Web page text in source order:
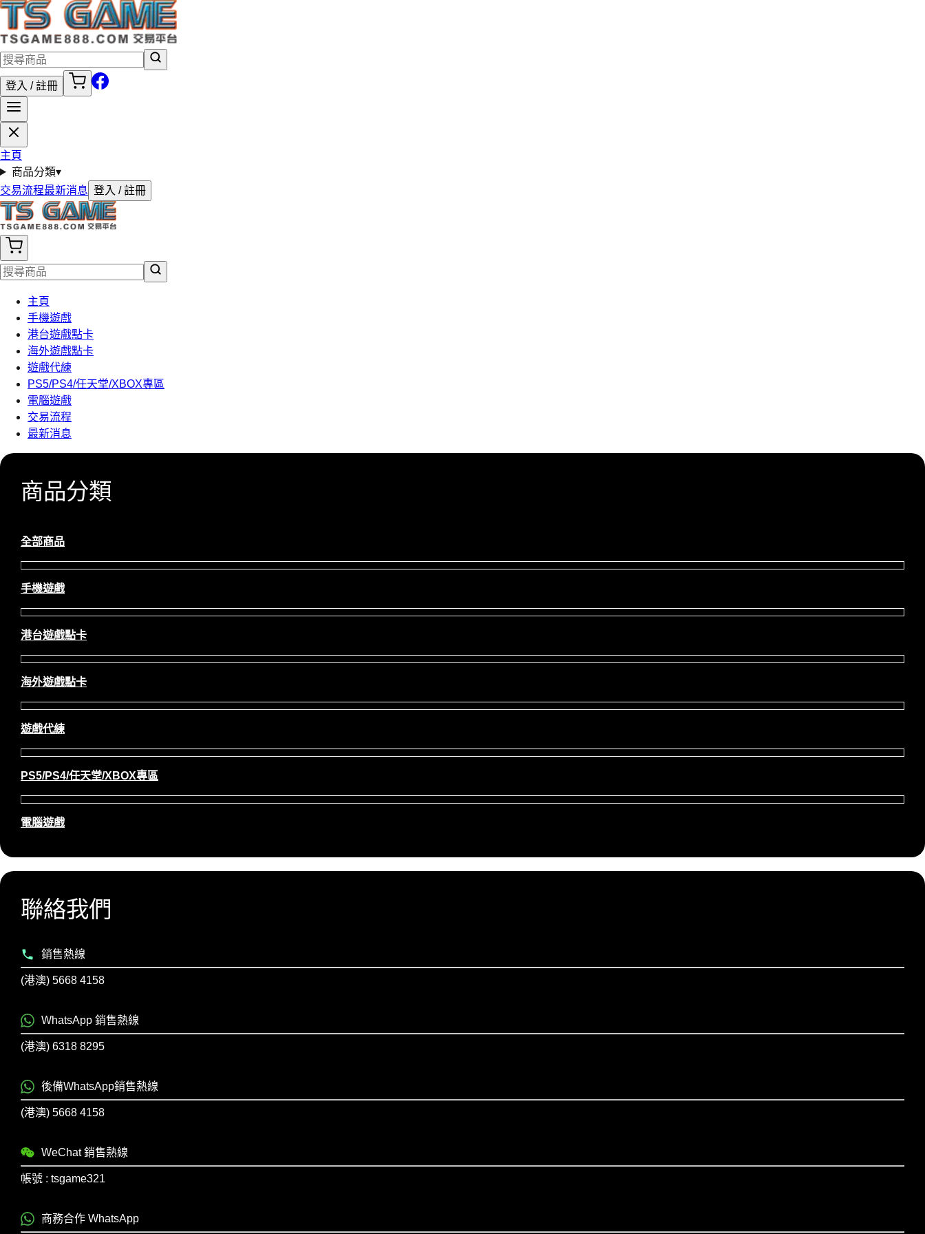
登入 / 註冊
主頁
商品分類▾
交易流程最新消息 登入 / 註冊
主頁
手機遊戲
港台遊戲點卡
海外遊戲點卡
遊戲代練
PS5/PS4/任天堂/XBOX專區
電腦遊戲
交易流程
最新消息
商品分類
全部商品
手機遊戲
港台遊戲點卡
海外遊戲點卡
遊戲代練
PS5/PS4/任天堂/XBOX專區
電腦遊戲
聯絡我們
銷售熱線
(港澳) 5668 4158
WhatsApp 銷售熱線
(港澳) 6318 8295
後備WhatsApp銷售熱線
(港澳) 5668 4158
WeChat 銷售熱線
帳號 : tsgame321
商務合作 WhatsApp